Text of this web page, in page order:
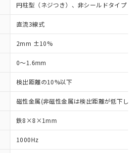
円柱型（ネジつき）、非シールドタイプ
直流3線式
2mm ±10%
0～1.6mm
検出距離の10%以下
磁性金属(非磁性金属は検出距離が低下しま
鉄8×8×1mm
1000Hz